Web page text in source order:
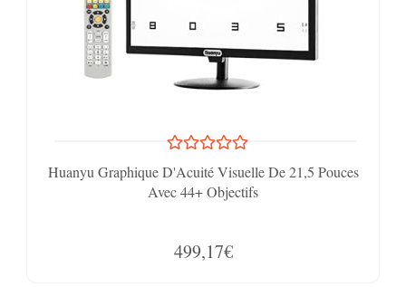
Huanyu Graphique D'Acuité Visuelle De 21,5 Pouces
Avec 44+ Objectifs
499,17€